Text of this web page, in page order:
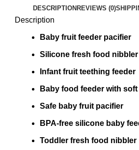
DESCRIPTIONREVIEWS (0)
Description
Baby fruit feeder pacifier
Silicone fresh food nibbler
Infant fruit teething feeder
Baby food feeder with
Safe baby fruit pacifier
BPA-free silicone baby
Toddler fresh food nibbler